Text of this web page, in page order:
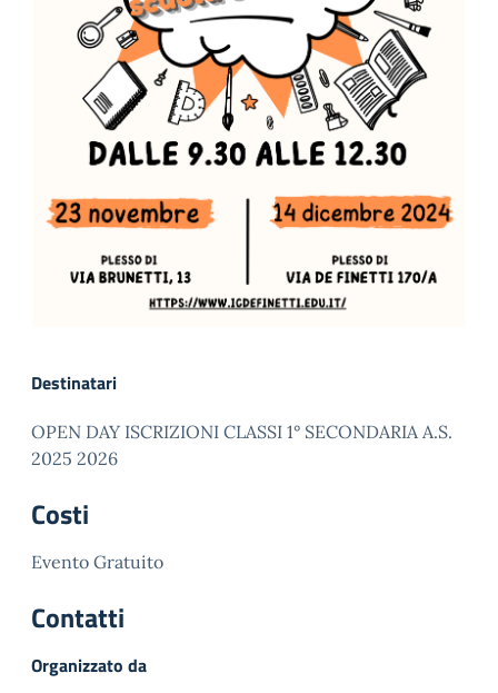
Destinatari
OPEN DAY ISCRIZIONI CLASSI 1° SECONDARIA A.S.
2025 2026
Costi
Evento Gratuito
Contatti
Organizzato da